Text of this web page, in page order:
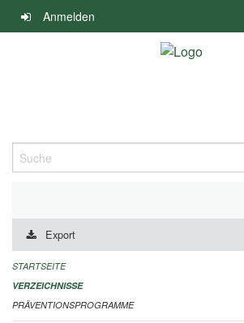
Navigation
überspringen
Anmelden
Suche
DURCHFÜHRUNG UND FINANZIERUNG
IMPRESSUM
Export
STARTSEITE
VERZEICHNISSE
PRÄVENTIONSPROGRAMME